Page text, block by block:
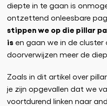
diepte in te gaan is
ontzettend onleesbare
stippen we op die pillar
is en gaan we in de
doorverwijzen meer de
Zoals in dit artikel over
je zijn opgevallen dat we
voortdurend linken naar